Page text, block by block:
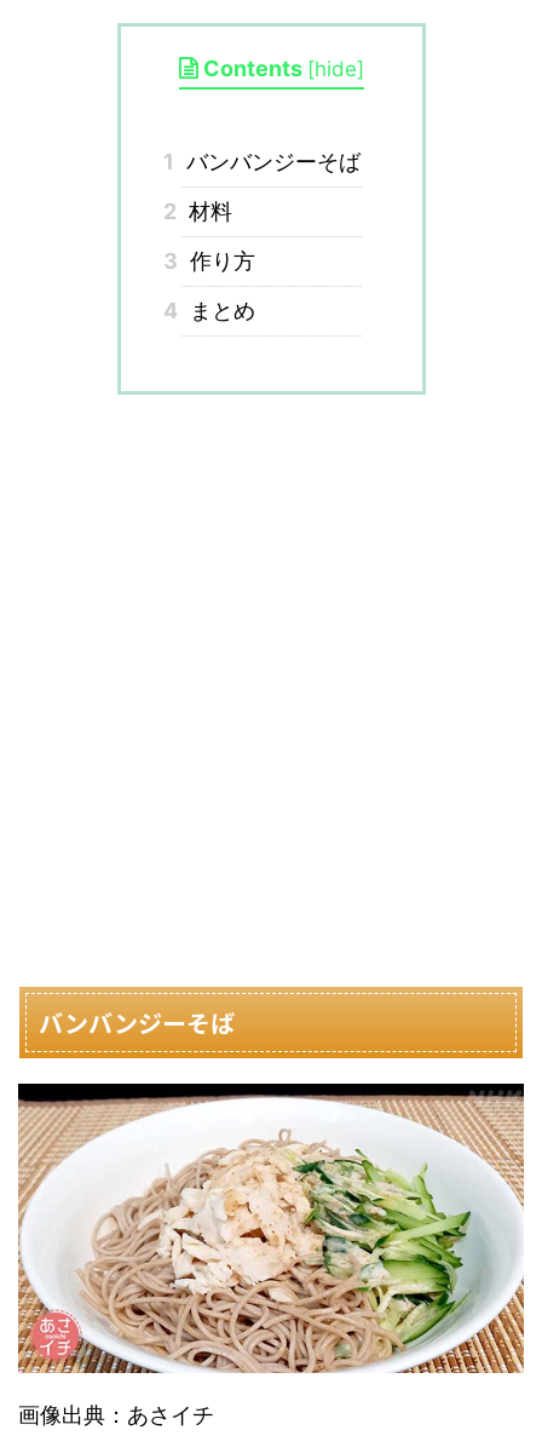
Contents [hide]
1 バンバンジーそば
2 材料
3 作り方
4
まとめ
バンバンジーそば
画像出典：あさイチ